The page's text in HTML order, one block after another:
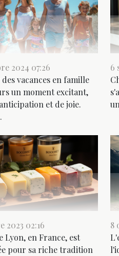
2024 07:26
vacances en famille
un moment excitant,
et de joie.
6
2023 02:16
Lyon, en France, est
pour sa riche tradition
8